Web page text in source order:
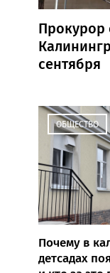
Прокурор
сентября
ОБЩЕСТВО
Почему в
детсадах